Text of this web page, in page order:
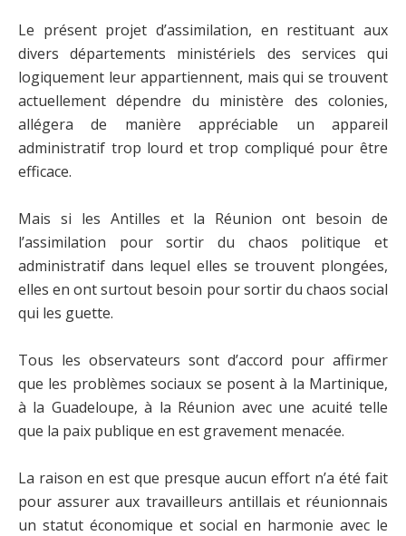
Le présent projet d’assimilation, en restituant aux
divers départements ministériels des services qui
logiquement leur appartiennent, mais qui se trouvent
actuellement dépendre du ministère des colonies,
allégera de manière appréciable un appareil
administratif trop lourd et trop compliqué pour être
efficace.
Mais si les Antilles et la Réunion ont besoin de
l’assimilation pour sortir du chaos politique et
administratif dans lequel elles se trouvent plongées,
elles en ont surtout besoin pour sortir du chaos social
qui les guette.
Tous les observateurs sont d’accord pour affirmer
que les problèmes sociaux se posent à la Martinique,
à la Guadeloupe, à la Réunion avec une acuité telle
que la paix publique en est gravement menacée.
La raison en est que presque aucun effort n’a été fait
pour assurer aux travailleurs antillais et réunionnais
un statut économique et social en harmonie avec le